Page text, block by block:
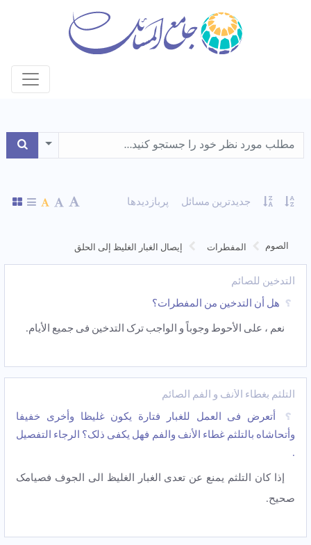
Dropdown
جدیدترین مسائل پربازدیدها
الصوم المفطرات إیصال الغبار الغلیظ إلی الحلق
التدخین للصائم
هل أن التدخین من المفطرات؟
نعم ، علی الأحوط وجوباً و الواجب ترک التدخین فی جمیع الأیام.
التلثم بغطاء الأنف و الفم الصائم
أتعرض فی العمل للغبار فتارة یکون غلیظا وأخرى خفیفا
وأتحاشاه بالتلثم غطاء الأنف والفم فهل یکفی ذلک؟ الرجاء التفصیل
إذا کان التلثم یمنع عن تعدی الغبار الغلیظ الی الجوف فصیامک
صحیح.